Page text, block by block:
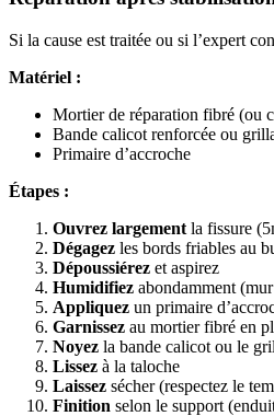
Si la cause est traitée ou si l’expert
Matériel :
Mortier de réparation fibré (ou
Bande calicot renforcée ou
Primaire d’accroche
Étapes :
Ouvrez largement la fissure
Dégagez les bords friables au
Dépoussiérez et aspirez
Humidifiez abondamment
Appliquez un primaire
Garnissez au mortier fibré en
Noyez la bande calicot ou le
Lissez à la taloche
Laissez sécher (respectez le
Finition selon le support